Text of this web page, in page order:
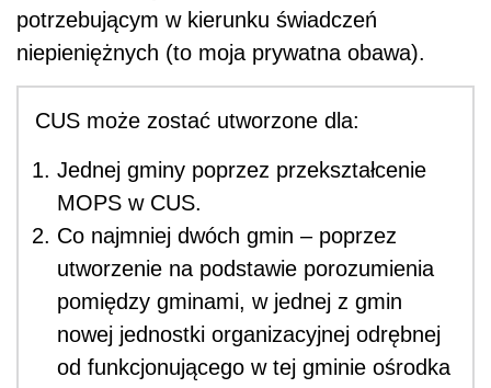
potrzebującym w kierunku świadczeń
niepieniężnych (to moja prywatna obawa).
CUS może zostać utworzone dla:
Jednej gminy poprzez przekształcenie
MOPS w CUS.
Co najmniej dwóch gmin – poprzez
utworzenie na podstawie porozumienia
pomiędzy gminami, w jednej z gmin
nowej jednostki organizacyjnej odrębnej
od funkcjonującego w tej gminie ośrodka